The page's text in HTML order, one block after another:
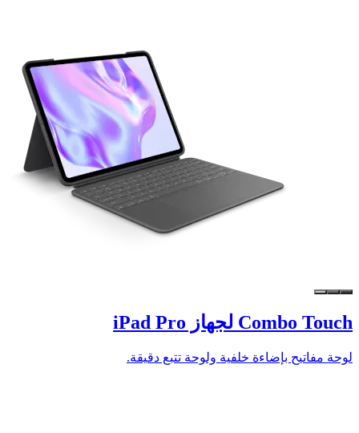
Combo Touch لجهاز iPad Pro
لوحة مفاتيح بإضاءة خلفية ولوحة تتبع دقيقة.